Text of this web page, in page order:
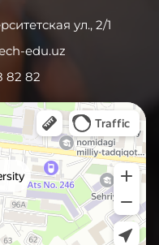
ул., 2/1
edu.uz
82 82